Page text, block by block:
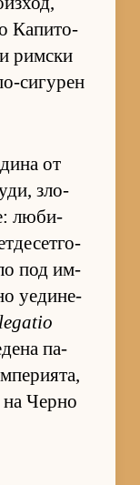
Ка­пи­то­
рим­ски
си­гу­рен
от
зло­
лю­би­
под им­
уе­ди­не­
па­
на Черно